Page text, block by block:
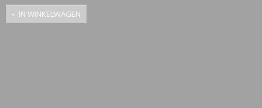
IN WINKELWAGEN